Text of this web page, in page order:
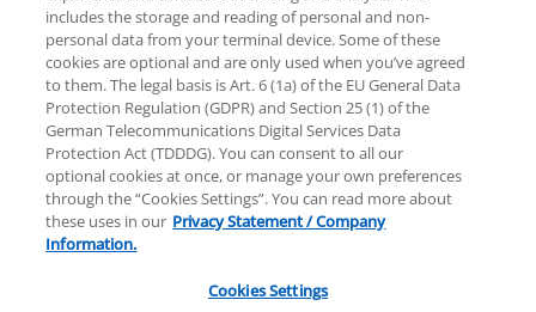
Rechtliche Hinweise Datenschutzerklärung
Sitemap Hilfe Unternehmensangaben
© 2025 KPMG AG Wirtschaftsprüfungsgesellschaft,
eine Aktiengesellschaft nach deutschem Recht und
ein Mitglied der globalen KPMG-Organisation
unabhängiger Mitgliedsfirmen, die KPMG
includes the storage and reading of personal and non-
personal data from your terminal device. Some of these
cookies are optional and are only used when you’ve agreed
to them. The legal basis is Art. 6 (1a) of the EU General Data
Protection Regulation (GDPR) and Section 25 (1) of the
German Telecommunications Digital Services Data
Protection Act (TDDDG). You can consent to all our
optional cookies at once, or manage your own preferences
through the “Cookies Settings”. You can read more about
these uses in our Privacy Statement / Company
Information.
Cookies Settings